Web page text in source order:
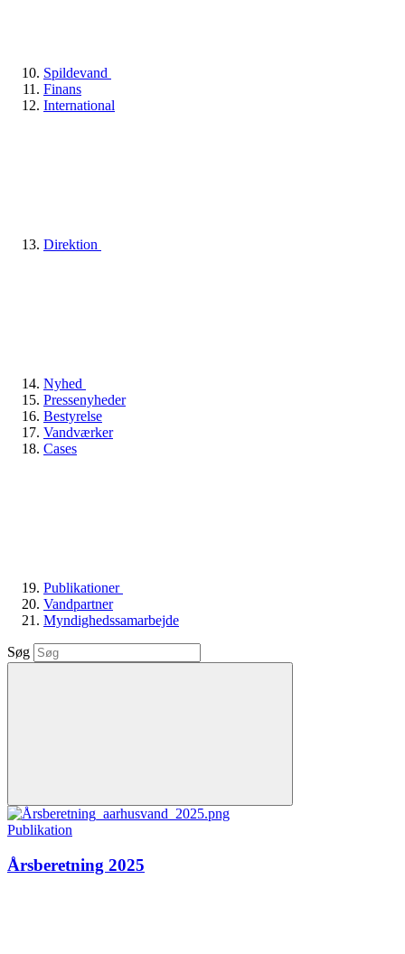
Spildevand
Finans
International
Direktion
Nyhed
Pressenyheder
Bestyrelse
Vandværker
Cases
Publikationer
Vandpartner
Myndighedssamarbejde
Søg
Publikation
Årsberetning 2025